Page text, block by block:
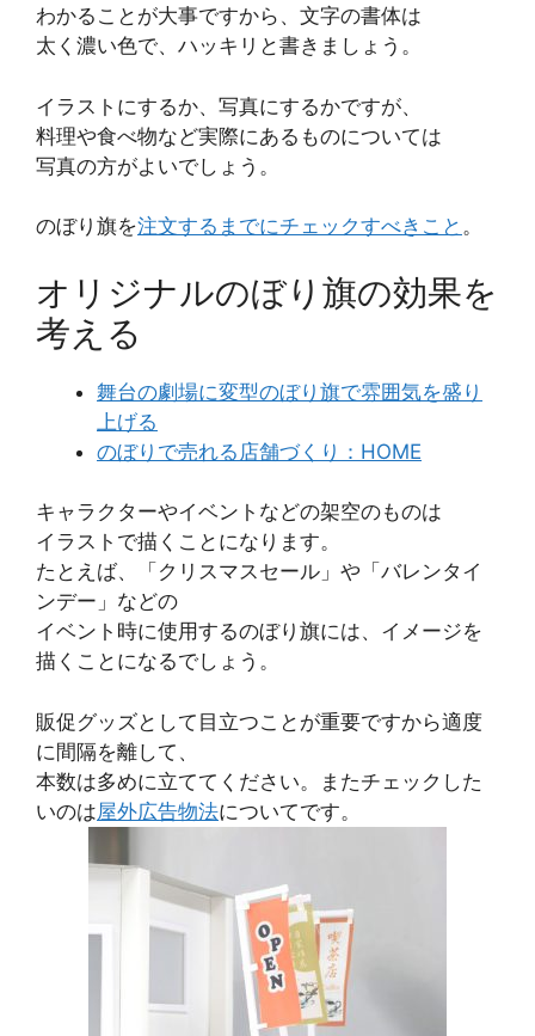
わかることが大事ですから、文字の書体は
太く濃い色で、ハッキリと書きましょう。
イラストにするか、写真にするかですが、
料理や食べ物など実際にあるものについては
写真の方がよいでしょう。
のぼり旗を注文するまでにチェックすべきこと 。
オリジナルのぼり旗の効果を
考える
舞台の劇場に変型のぼり旗で雰囲気を盛り
上げる
のぼりで売れる店舗づくり：HOME
キャラクターやイベントなどの架空のものは
イラストで描くことになります。
たとえば、「クリスマスセール」や「バレンタイ
ンデー」などの
イベント時に使用するのぼり旗には、イメージを
描くことになるでしょう。
販促グッズとして目立つことが重要ですから適度
に間隔を離して、
本数は多めに立ててください。またチェックした
いのは屋外広告物法についてです。